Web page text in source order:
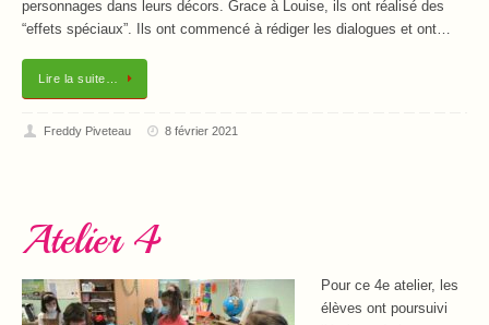
personnages dans leurs décors. Grace à Louise, ils ont réalisé des
“effets spéciaux”. Ils ont commencé à rédiger les dialogues et ont…
Lire la suite…
Freddy Piveteau 8 février 2021
Atelier 4
Pour ce 4e atelier, les
élèves ont poursuivi